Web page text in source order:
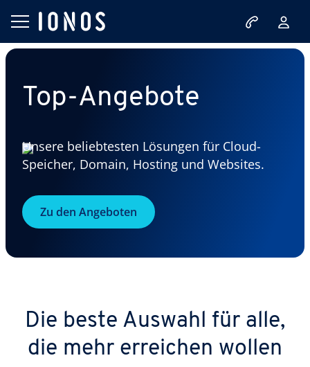
Top-Angebote
Unsere beliebtesten Lösungen für Cloud-
Speicher, Domain, Hosting und Websites.
Zu den Angeboten
Die beste Auswahl für alle,
die mehr erreichen wollen